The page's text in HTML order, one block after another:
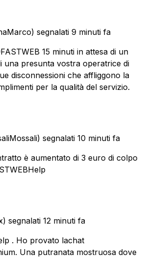
segnalati 9 minuti fa
15 minuti in attesa di un
una presunta vostra operatrice di
disconnessioni che affliggono la
per la qualità del servizio.
segnalati 10 minuti fa
è aumentato di 3 euro di colpo
segnalati 12 minuti fa
. Ho provato lachat
Una putranata mostruosa dove